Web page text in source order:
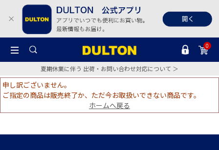
0
夏期休業に伴う 出荷・お問い合わせ対応について ＞
申し訳ございません。
ご指定の商品は販売終了か、ただ今お取扱いできない商品です。
ホームへ戻る